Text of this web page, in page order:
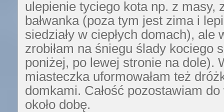
ulepienie tyciego kota np. z masy,
bałwanka (poza tym jest zima i
siedziały w ciepłych domach), ale
zrobiłam na śniegu ślady kociego
poniżej, po lewej stronie na dole).
miasteczka uformowałam też
domkami. Całość pozostawiam
około dobę.